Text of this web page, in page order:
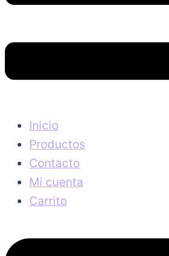
Inicio
Productos
Contacto
Mi cuenta
Carrito